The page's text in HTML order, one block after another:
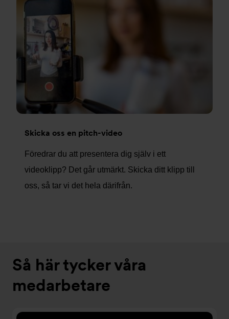
Skicka oss en pitch-video
Föredrar du att presentera dig själv i ett
videoklipp? Det går utmärkt. Skicka ditt klipp till
oss, så tar vi det hela därifrån.
Så här tycker våra
medarbetare